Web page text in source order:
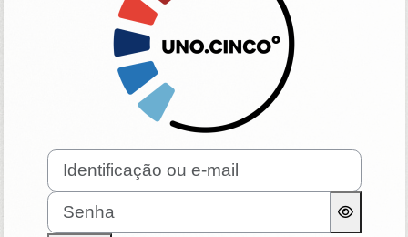
Identificação ou e-mail
Senha